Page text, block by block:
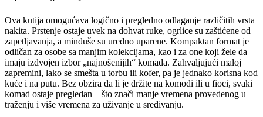
Ova kutija omogućava logično i pregledno odlaganje različitih vrsta
nakita. Prstenje ostaje uvek na dohvat ruke, ogrlice su zaštićene od
zapetljavanja, a minđuše su uredno uparene. Kompaktan format je
odličan za osobe sa manjim kolekcijama, kao i za one koji žele da
imaju izdvojen izbor „najnošenijih“ komada. Zahvaljujući maloj
zapremini, lako se smešta u torbu ili kofer, pa je jednako korisna kod
kuće i na putu. Bez obzira da li je držite na komodi ili u fioci, svaki
komad ostaje pregledan – što znači manje vremena provedenog u
traženju i više vremena za uživanje u sređivanju.